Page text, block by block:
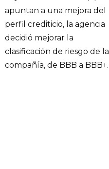
apuntan a una mejora del
perfil crediticio, la agencia
decidió mejorar la
clasificación de riesgo de la
compañía, de BBB a BBB+.